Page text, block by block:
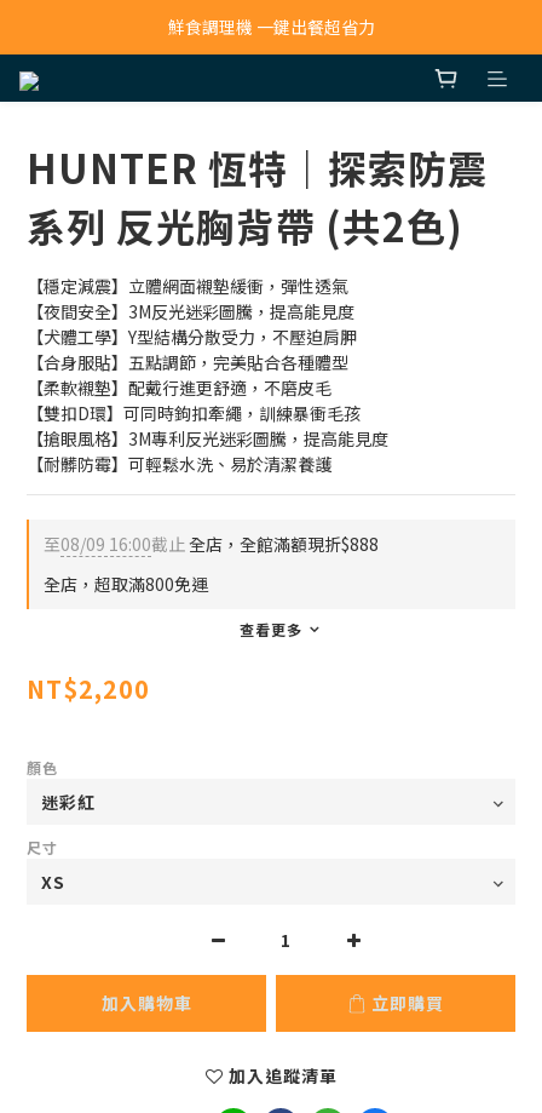
寵物吸毛機 吸毛清淨抗敏一次搞定
鮮食調理機 一鍵出餐超省力
HUNTER 恆特｜探索防震
系列 反光胸背帶 (共2色)
【穩定減震】立體網面襯墊緩衝，彈性透氣
【夜間安全】3M反光迷彩圖騰，提高能見度
【犬體工學】Y型結構分散受力，不壓迫肩胛
【合身服貼】五點調節，完美貼合各種體型
【柔軟襯墊】配戴行進更舒適，不磨皮毛
【雙扣D環】可同時鉤扣牽繩，訓練暴衝毛孩
【搶眼風格】3M專利反光迷彩圖騰，提高能見度
【耐髒防霉】可輕鬆水洗、易於清潔養護
至08/09 16:00截止全店，全館滿額現折$888
全店，超取滿800免運
查看更多
NT$2,200
顏色
尺寸
加入購物車 立即購買
加入追蹤清單